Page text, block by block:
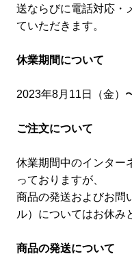
送ならびに電話対応・
ていただきます。
休業期間について
2023年8月11日（金）
ご注文について
休業期間中のインター
っておりますが、
商品の発送およびお問
ル）についてはお休み
商品の発送について